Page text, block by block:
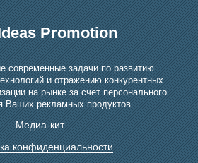
Promotion
задачи по развитию
и отражению конкурентных
на рынке за счет персонального
Ваших рекламных продуктов.
Медиа-кит
конфиденциальности